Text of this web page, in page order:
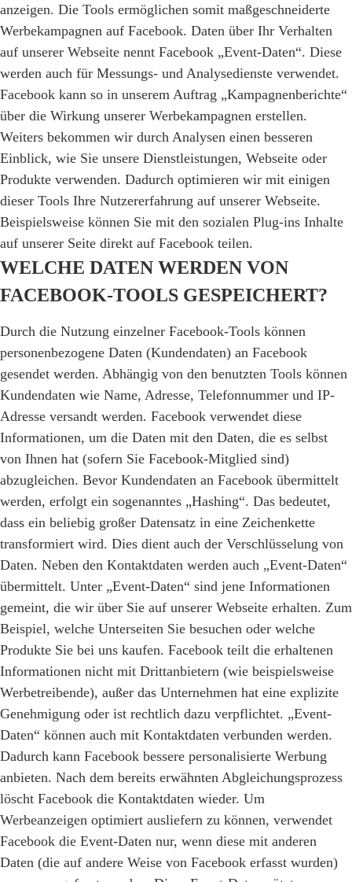
anzeigen. Die Tools ermöglichen somit maßgeschneiderte
Werbekampagnen auf Facebook. Daten über Ihr Verhalten
auf unserer Webseite nennt Facebook „Event-Daten“. Diese
werden auch für Messungs- und Analysedienste verwendet.
Facebook kann so in unserem Auftrag „Kampagnenberichte“
über die Wirkung unserer Werbekampagnen erstellen.
Weiters bekommen wir durch Analysen einen besseren
Einblick, wie Sie unsere Dienstleistungen, Webseite oder
Produkte verwenden. Dadurch optimieren wir mit einigen
dieser Tools Ihre Nutzererfahrung auf unserer Webseite.
Beispielsweise können Sie mit den sozialen Plug-ins Inhalte
auf unserer Seite direkt auf Facebook teilen.
WELCHE DATEN WERDEN VON
FACEBOOK-TOOLS GESPEICHERT?
Durch die Nutzung einzelner Facebook-Tools können
personenbezogene Daten (Kundendaten) an Facebook
gesendet werden. Abhängig von den benutzten Tools können
Kundendaten wie Name, Adresse, Telefonnummer und IP-
Adresse versandt werden. Facebook verwendet diese
Informationen, um die Daten mit den Daten, die es selbst
von Ihnen hat (sofern Sie Facebook-Mitglied sind)
abzugleichen. Bevor Kundendaten an Facebook übermittelt
werden, erfolgt ein sogenanntes „Hashing“. Das bedeutet,
dass ein beliebig großer Datensatz in eine Zeichenkette
transformiert wird. Dies dient auch der Verschlüsselung von
Daten. Neben den Kontaktdaten werden auch „Event-Daten“
übermittelt. Unter „Event-Daten“ sind jene Informationen
gemeint, die wir über Sie auf unserer Webseite erhalten. Zum
Beispiel, welche Unterseiten Sie besuchen oder welche
Produkte Sie bei uns kaufen. Facebook teilt die erhaltenen
Informationen nicht mit Drittanbietern (wie beispielsweise
Werbetreibende), außer das Unternehmen hat eine explizite
Genehmigung oder ist rechtlich dazu verpflichtet. „Event-
Daten“ können auch mit Kontaktdaten verbunden werden.
Dadurch kann Facebook bessere personalisierte Werbung
anbieten. Nach dem bereits erwähnten Abgleichungsprozess
löscht Facebook die Kontaktdaten wieder. Um
Werbeanzeigen optimiert ausliefern zu können, verwendet
Facebook die Event-Daten nur, wenn diese mit anderen
Daten (die auf andere Weise von Facebook erfasst wurden)